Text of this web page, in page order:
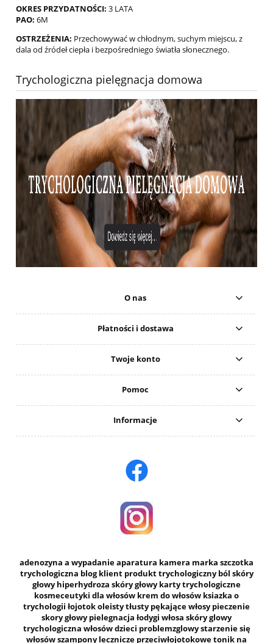
OKRES PRZYDATNOŚCI: 3 LATA
PAO: 6M
OSTRZEŻENIA: Przechowywać w chłodnym, suchym miejscu, z
dala od źródeł ciepła i bezpośredniego światła słonecznego.
Trychologiczna pielęgnacja domowa
O nas
Płatności i dostawa
Twoje konto
Pomoc
Informacje
adenozyna a wypadanieaparatura kamera marka szczotka
trychologiczna blog klient produkttrychologiczny ból skóry
głowy hiperhydroza skóry głowy karty trychologiczne
kosmeceutyki dla włosów krem do włosów ksiazka o
trychologii łojotokoleistytłusty pękające włosy pieczenie
skory głowy pielegnacja łodygi włosa skóry glowy
trychologiczna włosów dzieci problemzglowystarzenie się
włosówszampony lecznicze przeciwłojotokowetonik na